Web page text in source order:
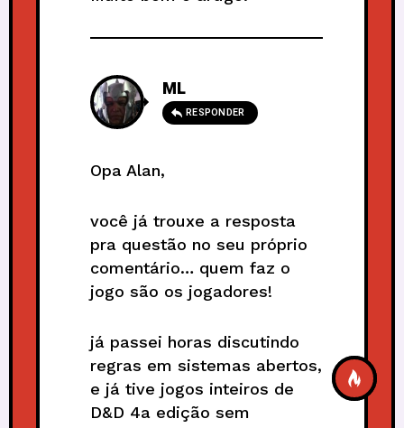
ML
RESPONDER
Opa Alan,
você já trouxe a resposta
pra questão no seu próprio
comentário… quem faz o
jogo são os jogadores!
já passei horas discutindo
regras em sistemas abertos,
e já tive jogos inteiros de
D&D 4a edição sem